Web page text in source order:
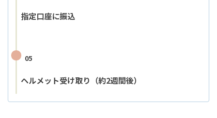
指定口座に振込
05
ヘルメット受け取り（約2週間後）